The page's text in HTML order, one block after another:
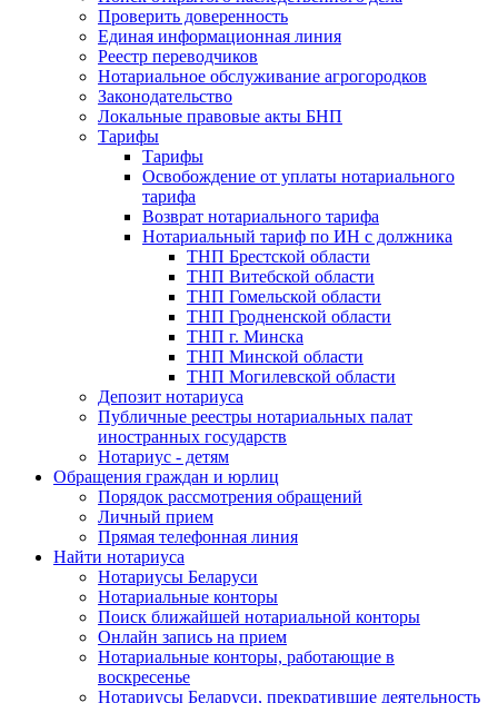
Проверить доверенность
Единая информационная линия
Реестр переводчиков
Нотариальное обслуживание агрогородков
Законодательство
Локальные правовые акты БНП
Тарифы
Тарифы
Освобождение от уплаты нотариального
тарифа
Возврат нотариального тарифа
Нотариальный тариф по ИН с должника
ТНП Брестской области
ТНП Витебской области
ТНП Гомельской области
ТНП Гродненской области
ТНП г. Минска
ТНП Минской области
ТНП Могилевской области
Депозит нотариуса
Публичные реестры нотариальных палат
иностранных государств
Нотариус - детям
Обращения граждан и юрлиц
Порядок рассмотрения обращений
Личный прием
Прямая телефонная линия
Найти нотариуса
Нотариусы Беларуси
Нотариальные конторы
Поиск ближайшей нотариальной конторы
Онлайн запись на прием
Нотариальные конторы, работающие в
воскресенье
Нотариусы Беларуси, прекратившие деятельность